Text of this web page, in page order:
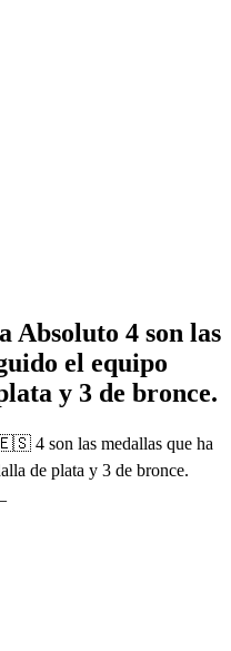
Absoluto 4 son las
el equipo
y 3 de bronce.
4 son las medallas que ha
de plata y 3 de bronce.